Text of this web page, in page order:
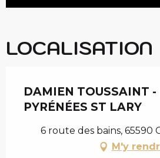
LOCALISATION
DAMIEN TOUSSAINT -
PYRÉNÉES ST LARY
6 route des bains, 65590
M'y